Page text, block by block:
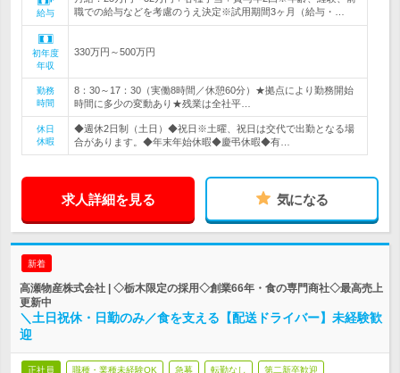
給与
職での給与などを考慮のうえ決定※試用期間3ヶ月（給与・…
初年度
年収
330万円～500万円
勤務
時間
8：30～17：30（実働8時間／休憩60分）★拠点により勤務開始
時間に多少の変動あり★残業は全社平…
休日
休暇
◆週休2日制（土日）◆祝日※土曜、祝日は交代で出勤となる場
合があります。◆年末年始休暇◆慶弔休暇◆有…
求人詳細を見る 気になる
新着
高瀬物産株式会社 | ◇栃木限定の採用◇創業66年・食の専門商社◇最高売上
更新中
＼土日祝休・日勤のみ／食を支える【配送ドライバー】未経験歓
迎
正社員 職種・業種未経験OK 急募 転勤なし 第二新卒歓迎